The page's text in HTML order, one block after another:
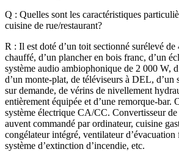
Q : Quelles sont les caractéristiques
cuisine de rue/restaurant?
R : Il est doté d’un toit sectionné surélevé
chauffé, d’un plancher en bois franc, d’un
système audio ambiophonique de 2 000 W,
d’un monte-plat, de téléviseurs à DEL, d’un
sur demande, de vérins de nivellement
entièrement équipée et d’une remorque-bar.
système électrique CA/CC. Convertisseur
auvent commandé par ordinateur, cuisine
congélateur intégré, ventilateur d’évacuation
système d’extinction d’incendie, etc.